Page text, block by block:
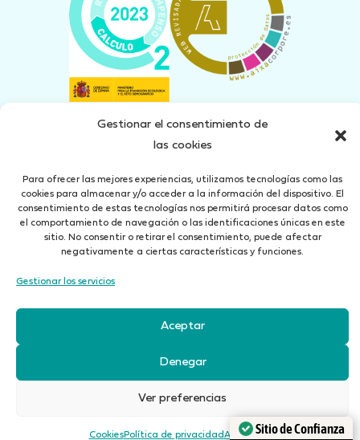
Gestionar el consentimiento de
las cookies
Para ofrecer las mejores experiencias, utilizamos tecnologías como las
cookies para almacenar y/o acceder a la información del dispositivo. El
consentimiento de estas tecnologías nos permitirá procesar datos como
el comportamiento de navegación o las identificaciones únicas en este
sitio. No consentir o retirar el consentimiento, puede afectar
negativamente a ciertas características y funciones.
Gestionar los servicios
Aceptar
Denegar
Ver preferencias
CookiesPolítica de privacidad Aviso Legal
Aviso Legal Política de Privacidad Cookies Canal denuncias
iBrok 2010 Correduría de Seguros, S.L. está autorizada por laDirección General de
Sitio de Confianza